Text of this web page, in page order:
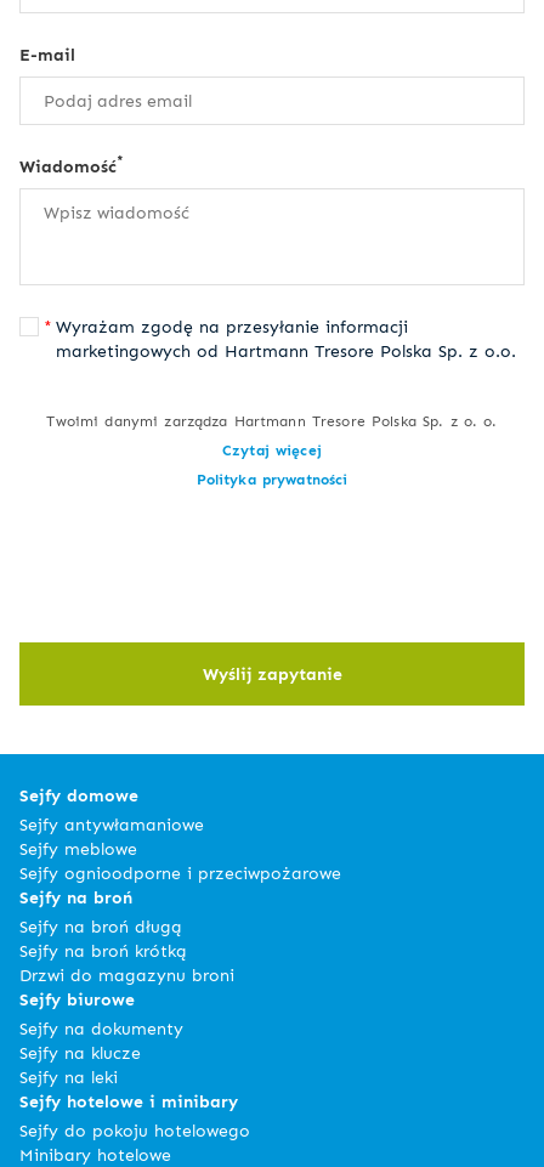
E-mail
Wiadomość*
Wyrażam zgodę na przesyłanie informacji
marketingowych od Hartmann Tresore Polska Sp. z o.o.
Twoimi danymi zarządza Hartmann Tresore Polska Sp. z o. o.
Czytaj więcej
Polityka prywatności
Wyślij zapytanie
Sejfy domowe
Sejfy antywłamaniowe
Sejfy meblowe
Sejfy ognioodporne i przeciwpożarowe
Sejfy na broń
Sejfy na broń długą
Sejfy na broń krótką
Drzwi do magazynu broni
Sejfy biurowe
Sejfy na dokumenty
Sejfy na klucze
Sejfy na leki
Sejfy hotelowe i minibary
Sejfy do pokoju hotelowego
Minibary hotelowe